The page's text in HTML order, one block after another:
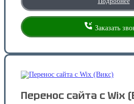
Заказать
Перенос сайта с Wix